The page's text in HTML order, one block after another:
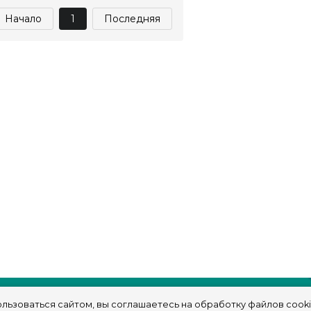
Начало 1 Последняя
сайтом, вы соглашаетесь на обработку файлов